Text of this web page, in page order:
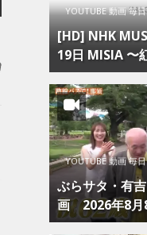
YOUTUBE 動画 毎日
[HD] NHK
19日 MISIA 〜
YOUTUBE 動画 毎日
ぶらサタ・有
画 2026年8月